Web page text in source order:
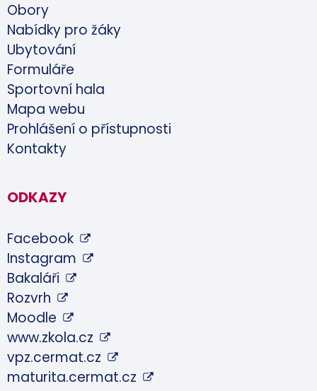
Obory
Nabídky pro žáky
Ubytování
Formuláře
Sportovní hala
Mapa webu
Prohlášení o přístupnosti
Kontakty
ODKAZY
Facebook
Instagram
Bakaláři
Rozvrh
Moodle
www.zkola.cz
vpz.cermat.cz
maturita.cermat.cz